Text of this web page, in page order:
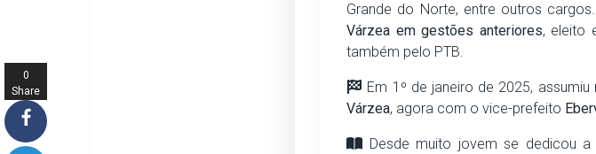
Grande do Norte, entre outros
Várzea em gestões anteriores, eleito
também pelo PTB.
Em 1º de janeiro de 2025,
Várzea, agora com o vice-prefeito
Desde muito jovem se dedicou
0
Share
s